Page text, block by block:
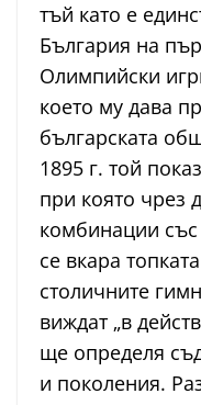
тъй като е
България на
Олимпийски
което му дава
българската
1895 г. той
при която чрез
комбинации
се вкара
столичните
виждат „в
ще определя
и поколения.